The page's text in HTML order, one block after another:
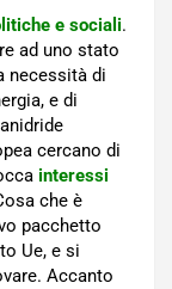
e sociali.
ad uno stato
necessità di
e di
cercano di
interessi
che è
pacchetto
Ue, e si
Accanto